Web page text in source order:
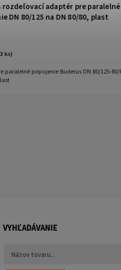
rozdeľovací adaptér pre paralelné
DN 80/125 na DN 80/80, plast
ks)
paralelné pripojenie Buderus DN 80/125-80/
VYHĽADÁVANIE